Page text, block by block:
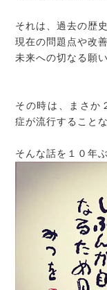
それは、過去の歴
現在の問題点や改
未来への切なる願
その時は、まさか
症が流行すること
そんな話を１０年